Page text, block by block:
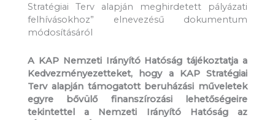
Stratégiai Terv alapján meghirdetett pályázati
felhívásokhoz” elnevezésű dokumentum
módosításáról
A KAP Nemzeti Irányító Hatóság tájékoztatja a
Kedvezményezetteket, hogy a KAP Stratégiai
Terv alapján támogatott beruházási műveletek
egyre bővülő finanszírozási lehetőségeire
tekintettel a Nemzeti Irányító Hatóság az